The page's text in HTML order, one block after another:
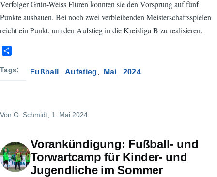
Verfolger Grün-Weiss Flüren konnten sie den Vorsprung auf fünf
Punkte ausbauen. Bei noch zwei verbleibenden Meisterschaftsspielen
reicht ein Punkt, um den Aufstieg in die Kreisliga B zu realisieren.
a
Tags Fußball Aufstieg Mai 2024
Von G. Schmidt , 1. Mai 2024
Vorankündigung: Fußball- und
Torwartcamp für Kinder- und
Jugendliche im Sommer